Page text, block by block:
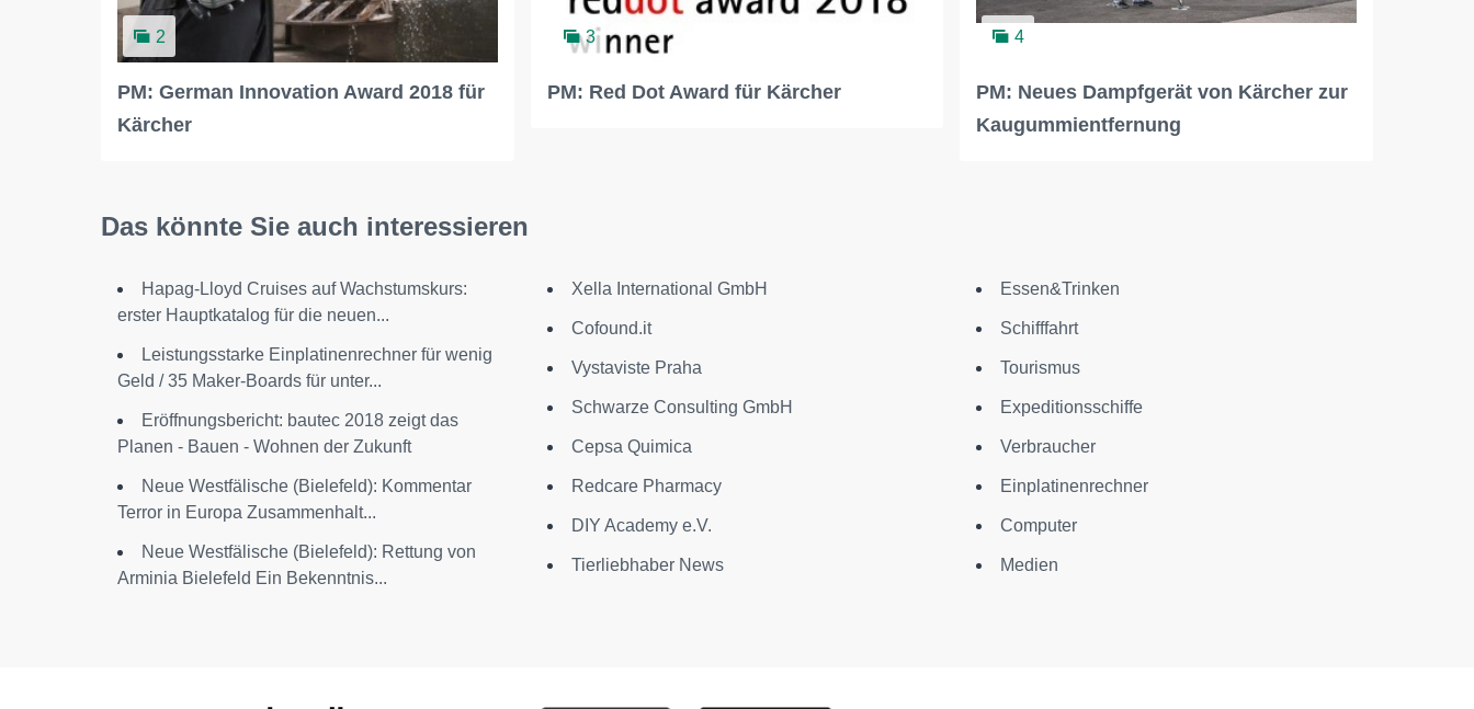
2
PM: German Innovation Award 2018 für
Kärcher
3
PM: Red Dot Award für Kärcher
4
PM: Neues Dampfgerät von Kärcher zur
Kaugummientfernung
Das könnte Sie auch interessieren
Hapag-Lloyd Cruises auf Wachstumskurs:
erster Hauptkatalog für die neuen...
Leistungsstarke Einplatinenrechner für wenig
Geld / 35 Maker-Boards für unter...
Eröffnungsbericht: bautec 2018 zeigt das
Planen - Bauen - Wohnen der Zukunft
Neue Westfälische (Bielefeld): Kommentar
Terror in Europa Zusammenhalt...
Neue Westfälische (Bielefeld): Rettung von
Arminia Bielefeld Ein Bekenntnis...
Xella International GmbH
Cofound.it
Vystaviste Praha
Schwarze Consulting GmbH
Cepsa Quimica
Redcare Pharmacy
DIY Academy e.V.
Tierliebhaber News
Essen&Trinken
Schifffahrt
Tourismus
Expeditionsschiffe
Verbraucher
Einplatinenrechner
Computer
Medien